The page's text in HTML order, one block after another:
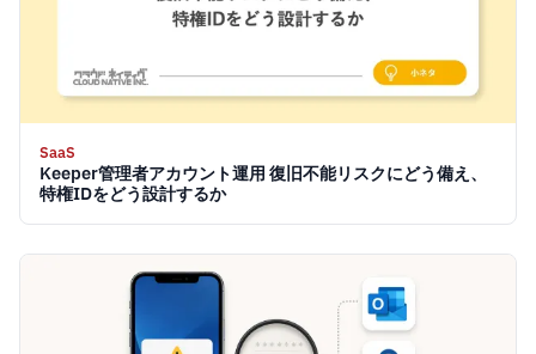
SaaS
Keeper管理者アカウント運用 復旧不能リスクにどう備え、
特権IDをどう設計するか